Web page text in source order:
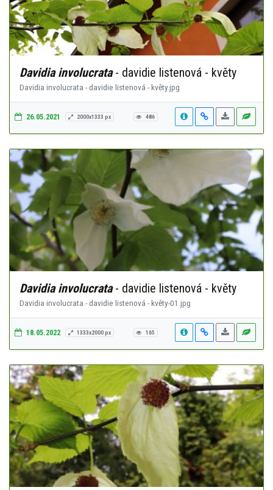
Davidia involucrata- davidie listenová - květy
Davidia involucrata - davidie listenová - květy.jpg
26.05.2021 2000x1333 px 486
Davidia involucrata- davidie listenová - květy
Davidia involucrata - davidie listenová - květy-01.jpg
18.05.2022 1333x2000 px 165